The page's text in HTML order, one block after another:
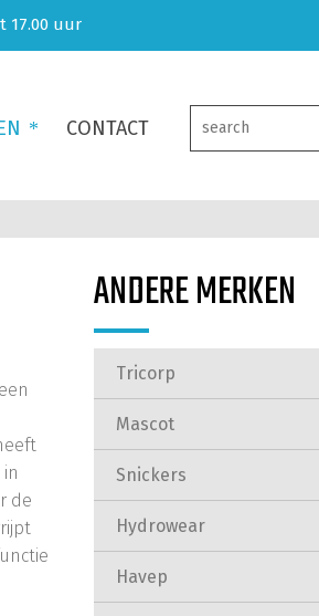
17.00 uur
CONTACT
de
ANDERE MERKEN
Tricorp
Mascot
Snickers
Hydrowear
Havep